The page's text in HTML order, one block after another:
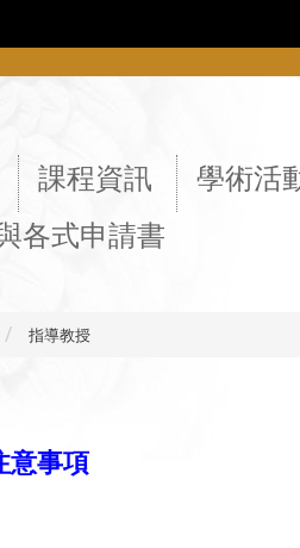
課程資訊 學術活
各式申請書
指導教授
意事項